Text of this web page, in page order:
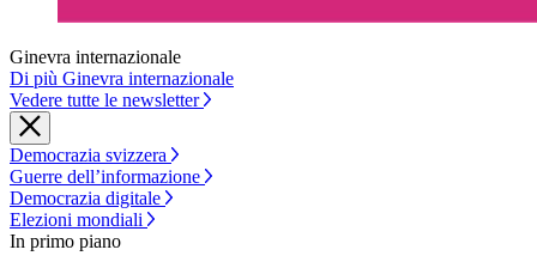
Ginevra internazionale
Di più Ginevra internazionale
Vedere tutte le newsletter
Democrazia svizzera
Guerre dell’informazione
Democrazia digitale
Elezioni mondiali
In primo piano